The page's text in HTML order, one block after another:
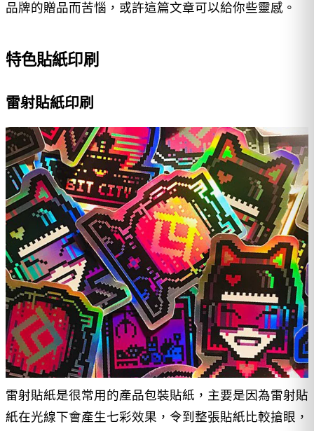
品牌的贈品而苦惱，或許這篇文章可以給你些靈感。
特色貼紙印刷
雷射貼紙印刷
雷射貼紙是很常用的產品包裝貼紙，主要是因為雷射貼
紙在光線下會產生七彩效果，令到整張貼紙比較搶眼，